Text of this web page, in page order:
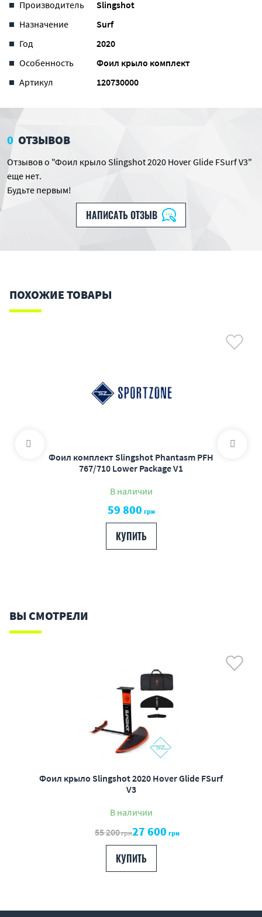
Производитель
Slingshot
Назначение
Surf
Год
2020
Особенность
Фоил крыло комплект
Артикул
120730000
0 ОТЗЫВОВ
Отзывов о "Фоил крыло Slingshot 2020 Hover Glide FSurf V3"
еще нет.
Будьте первым!
НАПИСАТЬ ОТЗЫВ
ПОХОЖИЕ ТОВАРЫ
Фоил комплект Slingshot Phantasm PFH
767/710 Lower Package V1
В наличии
59 800грн
КУПИТЬ
ВЫ СМОТРЕЛИ
Фоил крыло Slingshot 2020 Hover Glide FSurf
V3
В наличии
55 200грн27 600грн
КУПИТЬ